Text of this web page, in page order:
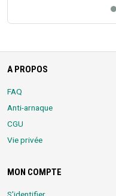
A PROPOS
FAQ
Anti-arnaque
CGU
Vie privée
MON COMPTE